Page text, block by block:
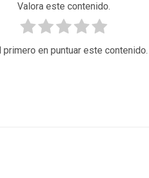
Valora este contenido.
primero en puntuar este contenido.